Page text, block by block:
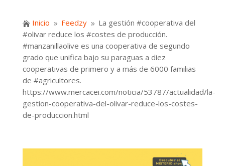
 Inicio 9 Feedzy 9 La gestión #cooperativa del
#olivar reduce los #costes de producción.
#manzanillaolive es una cooperativa de segundo
grado que unifica bajo su paraguas a diez
cooperativas de primero y a más de 6000 familias
de #agricultores.
https://www.mercacei.com/noticia/53787/actualidad/la-
gestion-cooperativa-del-olivar-reduce-los-costes-
de-produccion.html